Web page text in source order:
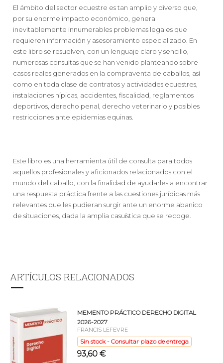
El ámbito del sector ecuestre es tan amplio y diverso que,
por su enorme impacto económico, genera
inevitablemente innumerables problemas legales que
requieren información y asesoramiento especializado. En
este libro se resuelven, con un lenguaje claro y sencillo,
numerosas consultas que se han venido planteando sobre
casos reales generados en la compraventa de caballos, así
como en toda clase de contratos y actividades ecuestres,
instalaciones hípicas, accidentes, fiscalidad, reglamentos
deportivos, derecho penal, derecho veterinario y posibles
restricciones ante epidemias equinas.
Este libro es una herramienta útil de consulta para todos
aquellos profesionales y aficionados relacionados con el
mundo del caballo, con la finalidad de ayudarles a encontrar
una respuesta práctica frente a las cuestiones jurídicas más
relevantes que les pudieran surgir ante un enorme abanico
de situaciones, dada la amplia casuística que se recoge.
ARTÍCULOS RELACIONADOS
MEMENTO PRÁCTICO DERECHO DIGITAL
2026-2027
FRANCIS LEFEVRE
Sin stock - Consultar plazo de entrega
93,60 €